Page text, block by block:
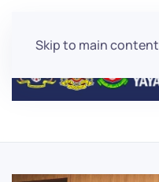
Skip to main content